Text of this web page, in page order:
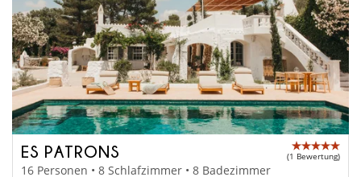
ES PATRONS (1 Bewertung)
16 Personen • 8 Schlafzimmer • 8 Badezimmer